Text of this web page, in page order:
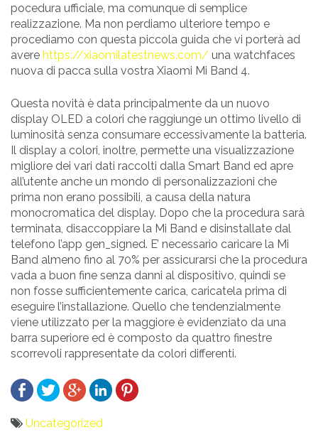
pocedura ufficiale, ma comunque di semplice
realizzazione. Ma non perdiamo ulteriore tempo e
procediamo con questa piccola guida che vi porterà ad
avere https://xiaomilatestnews.com/ una watchfaces
nuova di pacca sulla vostra Xiaomi Mi Band 4.
Questa novità è data principalmente da un nuovo
display OLED a colori che raggiunge un ottimo livello di
luminosità senza consumare eccessivamente la batteria.
Il display a colori, inoltre, permette una visualizzazione
migliore dei vari dati raccolti dalla Smart Band ed apre
all’utente anche un mondo di personalizzazioni che
prima non erano possibili, a causa della natura
monocromatica del display. Dopo che la procedura sarà
terminata, disaccoppiare la Mi Band e disinstallate dal
telefono l’app gen_signed. E’ necessario caricare la Mi
Band almeno fino al 70% per assicurarsi che la procedura
vada a buon fine senza danni al dispositivo, quindi se
non fosse sufficientemente carica, caricatela prima di
eseguire l’installazione. Quello che tendenzialmente
viene utilizzato per la maggiore è evidenziato da una
barra superiore ed è composto da quattro finestre
scorrevoli rappresentate da colori differenti.
Uncategorized